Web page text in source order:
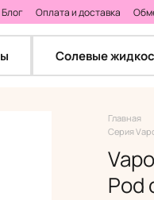
Блог Оплата и доставка
Солевые
Главная
Серия
Pod